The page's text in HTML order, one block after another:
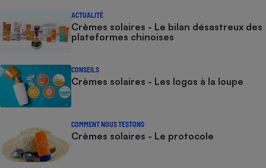
ACTUALITÉ
Crèmes solaires - Le bilan désastreux des
plateformes chinoises
CONSEILS
Crèmes solaires - Les logos à la loupe
COMMENT NOUS TESTONS
Crèmes solaires - Le protocole